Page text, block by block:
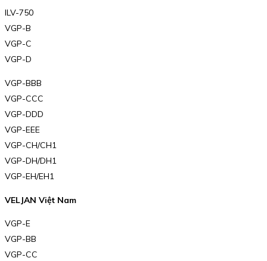
ILV-750
VGP-B
VGP-C
VGP-D
VGP-BBB
VGP-CCC
VGP-DDD
VGP-EEE
VGP-CH/CH1
VGP-DH/DH1
VGP-EH/EH1
VELJAN Việt Nam
VGP-E
VGP-BB
VGP-CC